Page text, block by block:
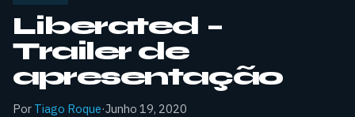
Liberated –
Trailer de
apresentação
Por Tiago Roque·Junho 19, 2020